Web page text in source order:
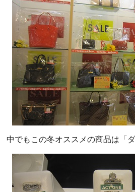
中でもこの冬オススメの商品は「